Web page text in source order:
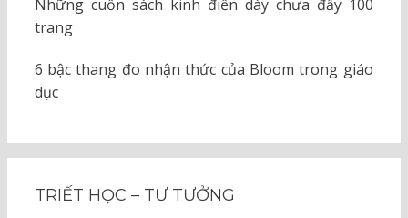
Những cuốn sách kinh điển dày chưa đầy 100
trang
6 bậc thang đo nhận thức của Bloom trong giáo
dục
TRIẾT HỌC – TƯ TƯỞNG